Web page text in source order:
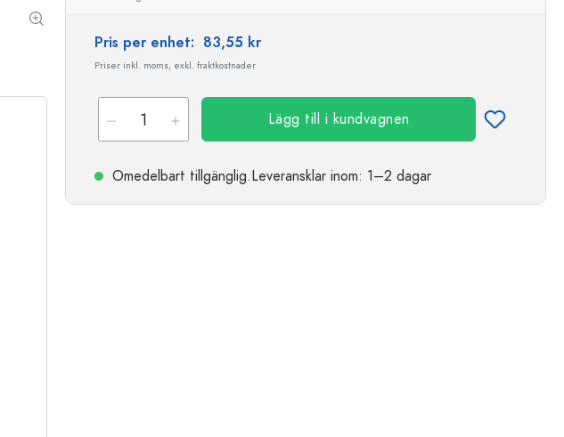
Pris per enhet: 83,55 kr
Priser inkl. moms, exkl. fraktkostnader
Lägg till i kundvagnen
Omedelbart tillgänglig.Leveransklar inom: 1–2 dagar